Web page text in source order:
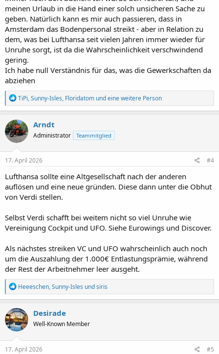
meinen Urlaub in die Hand einer solch unsicheren Sache zu
geben. Natürlich kann es mir auch passieren, dass in
Amsterdam das Bodenpersonal streikt - aber in Relation zu
dem, was bei Lufthansa seit vielen Jahren immer wieder für
Unruhe sorgt, ist da die Wahrscheinlichkeit verschwindend
gering.
Ich habe null Verständnis für das, was die Gewerkschaften da
abziehen
R
e
a
k
t
i
o
n
e
:
TiPi,Sunny-Isles, Floridatom und eine weitere Person
Arndt
Administrator Teammitglied
17. April 2026 #4
Lufthansa sollte eine Altgesellschaft nach der anderen
auflösen und eine neue gründen. Diese dann unter die Obhut
von Verdi stellen.
Selbst Verdi schafft bei weitem nicht so viel Unruhe wie
Vereinigung Cockpit und UFO. Siehe Eurowings und Discover.
Als nächstes streiken VC und UFO wahrscheinlich auch noch
um die Auszahlung der 1.000€ Entlastungsprämie, während
der Rest der Arbeitnehmer leer ausgeht.
R
e
a
k
t
i
o
n
e
Heeeschen,Sunny-Isles undsiris
Desirade
Well-Known Member
17. April 2026 #5